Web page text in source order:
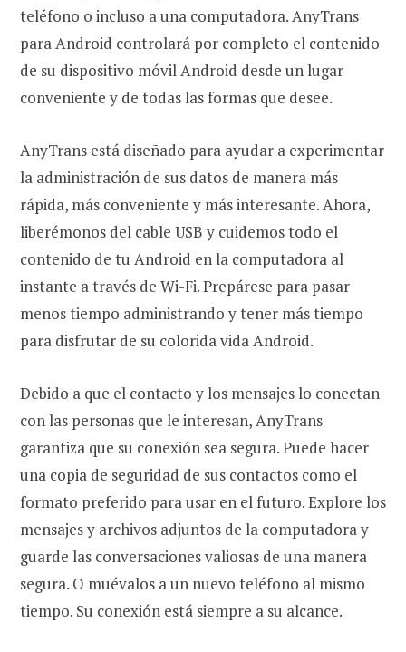
teléfono o incluso a una computadora. AnyTrans
para Android controlará por completo el contenido
de su dispositivo móvil Android desde un lugar
conveniente y de todas las formas que desee.
AnyTrans está diseñado para ayudar a experimentar
la administración de sus datos de manera más
rápida, más conveniente y más interesante. Ahora,
liberémonos del cable USB y cuidemos todo el
contenido de tu Android en la computadora al
instante a través de Wi-Fi. Prepárese para pasar
menos tiempo administrando y tener más tiempo
para disfrutar de su colorida vida Android.
Debido a que el contacto y los mensajes lo conectan
con las personas que le interesan, AnyTrans
garantiza que su conexión sea segura. Puede hacer
una copia de seguridad de sus contactos como el
formato preferido para usar en el futuro. Explore los
mensajes y archivos adjuntos de la computadora y
guarde las conversaciones valiosas de una manera
segura. O muévalos a un nuevo teléfono al mismo
tiempo. Su conexión está siempre a su alcance.